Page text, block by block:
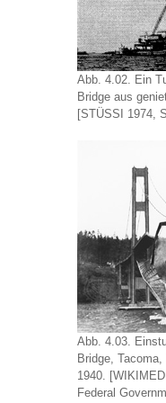
Abb. 4.02. Ein
Bridge aus
[STÜSSI 1974,
Abb. 4.03.
Bridge,
1940.
Federal